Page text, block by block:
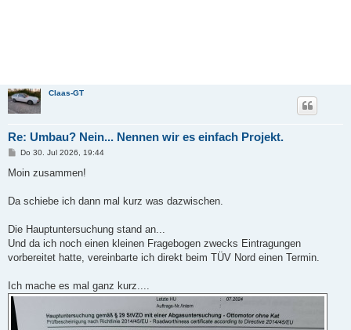
Claas-GT
Re: Umbau? Nein... Nennen wir es einfach Projekt.
B
i
a
Do 30. Jul 2026, 19:44
Moin zusammen!
Da schiebe ich dann mal kurz was dazwischen.
Die Hauptuntersuchung stand an...
Und da ich noch einen kleinen Fragebogen zwecks Eintragungen
vorbereitet hatte, vereinbarte ich direkt beim TÜV Nord einen Termin.
Ich mache es mal ganz kurz....